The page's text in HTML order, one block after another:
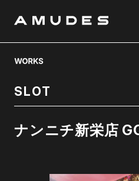
SLOT
ナンニチ新栄店